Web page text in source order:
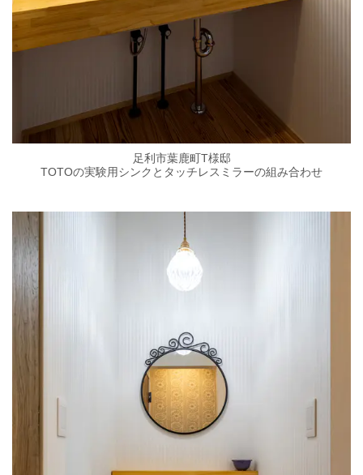
足利市葉鹿町T様邸
TOTOの実験用シンクとタッチレスミラーの組み合わせ